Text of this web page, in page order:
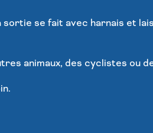
se fait avec harnais et
animaux, des cyclistes ou